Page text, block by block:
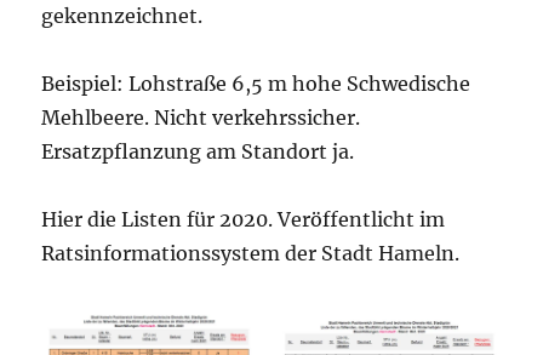
gekennzeichnet.
Beispiel: Lohstraße 6,5 m hohe Schwedische
Mehlbeere. Nicht verkehrssicher.
Ersatzpflanzung am Standort ja.
Hier die Listen für 2020. Veröffentlicht im
Ratsinformationssystem der Stadt Hameln.